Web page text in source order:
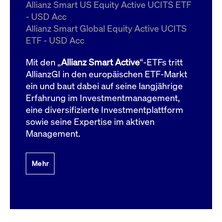
Allianz Smart US Equity Active UCITS ETF
- USD Acc
Allianz Smart Global Equity Active UCITS
ETF - USD Acc
Mit den „Allianz Smart Active“-ETFs tritt
AllianzGI in den europäischen ETF-Markt
ein und baut dabei auf seine langjährige
Erfahrung im Investmentmanagement,
eine diversifizierte Investmentplattform
sowie seine Expertise im aktiven
Management.
Mehr
ApplicationGatewayAffinityCORS
boerse.com
Domain
bis